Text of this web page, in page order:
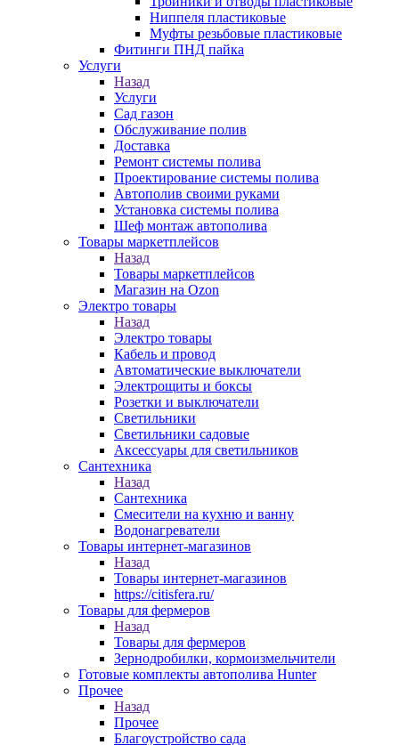
Ниппеля пластиковые
Муфты резьбовые пластиковые
Фитинги ПНД пайка
Услуги
Назад
Услуги
Сад газон
Обслуживание полив
Доставка
Ремонт системы полива
Проектирование системы полива
Автополив своими руками
Установка системы полива
Шеф монтаж автополива
Товары маркетплейсов
Назад
Товары маркетплейсов
Магазин на Ozon
Электро товары
Назад
Электро товары
Кабель и провод
Автоматические выключатели
Электрощиты и боксы
Розетки и выключатели
Светильники
Светильники садовые
Аксессуары для светильников
Сантехника
Назад
Сантехника
Смесители на кухню и ванну
Водонагреватели
Товары интернет-магазинов
Назад
Товары интернет-магазинов
https://citisfera.ru/
Товары для фермеров
Назад
Товары для фермеров
Зернодробилки, кормоизмельчители
Готовые комплекты автополива Hunter
Прочее
Назад
Прочее
Благоустройство сада